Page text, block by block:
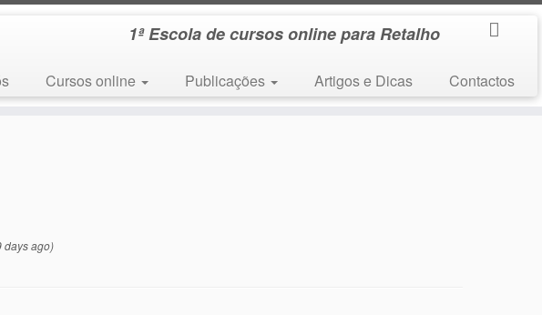
1ª Escola de cursos online para Retalho
Cursos online Publicações Artigos e Dicas Contactos
days ago)